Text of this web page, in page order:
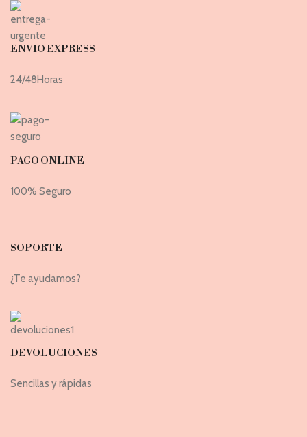
ENVIO EXPRESS
24/48Horas
PAGO ONLINE
100% Seguro
SOPORTE
¿Te ayudamos?
DEVOLUCIONES
Sencillas y rápidas